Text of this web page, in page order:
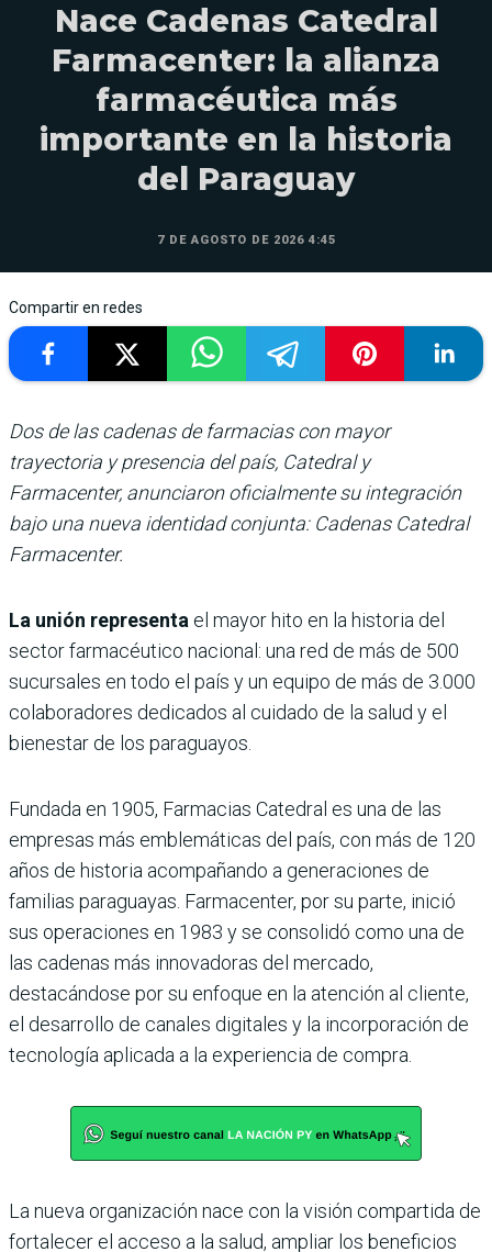
Nace Cadenas Catedral
Farmacenter: la alianza
farmacéutica más
importante en la historia
del Paraguay
7 DE AGOSTO DE 2026 4:45
Compartir en redes
Dos de las cadenas de farmacias con mayor
trayectoria y presencia del país, Catedral y
Farmacenter, anunciaron oficialmente su integración
bajo una nueva identidad conjunta: Cadenas Catedral
Farmacenter.
La unión representa el mayor hito en la historia del
sector farmacéutico nacional: una red de más de 500
sucursales en todo el país y un equipo de más de 3.000
colaboradores dedicados al cuidado de la salud y el
bienestar de los paraguayos.
Fundada en 1905, Farmacias Catedral es una de las
empresas más emblemáticas del país, con más de 120
años de historia acompañando a generaciones de
familias paraguayas. Farmacenter, por su parte, inició
sus operaciones en 1983 y se consolidó como una de
las cadenas más innovadoras del mercado,
destacándose por su enfoque en la atención al cliente,
el desarrollo de canales digitales y la incorporación de
tecnología aplicada a la experiencia de compra.
La nueva organización nace con la visión compartida de
fortalecer el acceso a la salud, ampliar los beneficios